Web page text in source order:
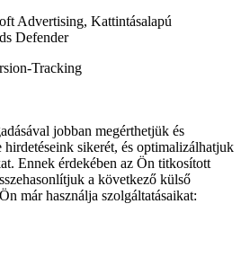
Advertising, Kattintásalapú
Defender
Tracking
jobban megérthetjük és
sikerét, és optimalizálhatjuk
Ennek érdekében az Ön titkosított
a következő külső
már használja szolgáltatásaikat: